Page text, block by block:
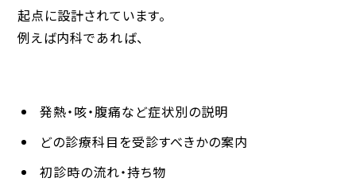
起点に設計されています。
例えば内科であれば、
発熱・咳・腹痛など症状別の説明
どの診療科目を受診すべきかの案内
初診時の流れ・持ち物